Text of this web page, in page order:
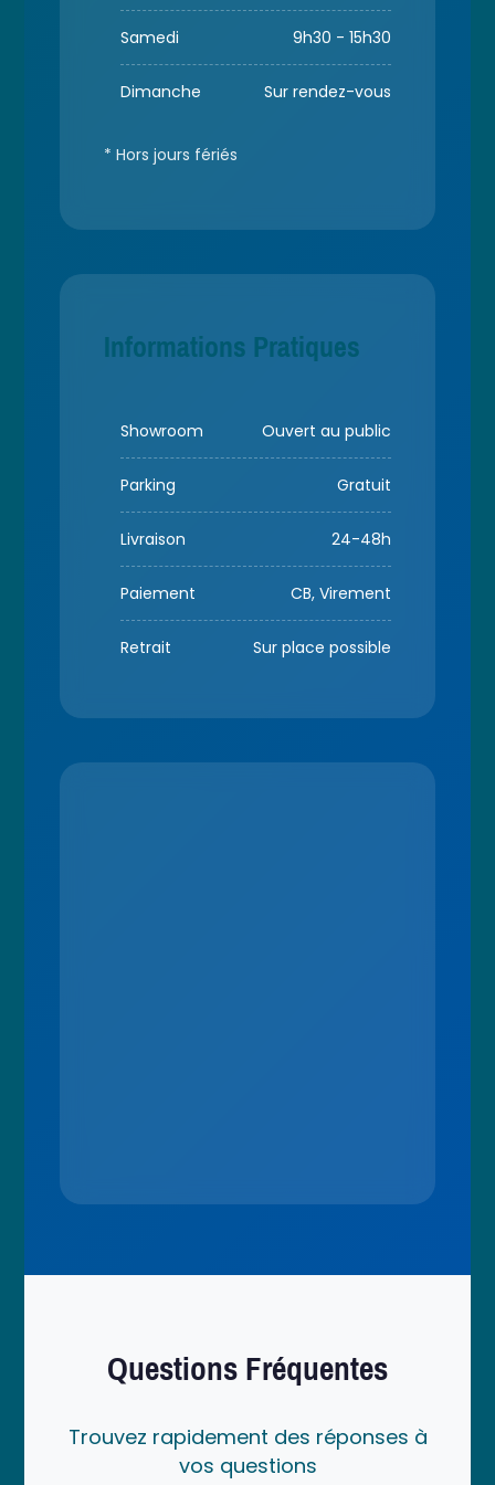
Samedi 9h30 - 15h30
Dimanche Sur rendez-vous
* Hors jours fériés
Informations Pratiques
Showroom Ouvert au public
Parking Gratuit
Livraison 24-48h
Paiement CB, Virement
Retrait Sur place possible
Questions Fréquentes
Trouvez rapidement des réponses à
vos questions